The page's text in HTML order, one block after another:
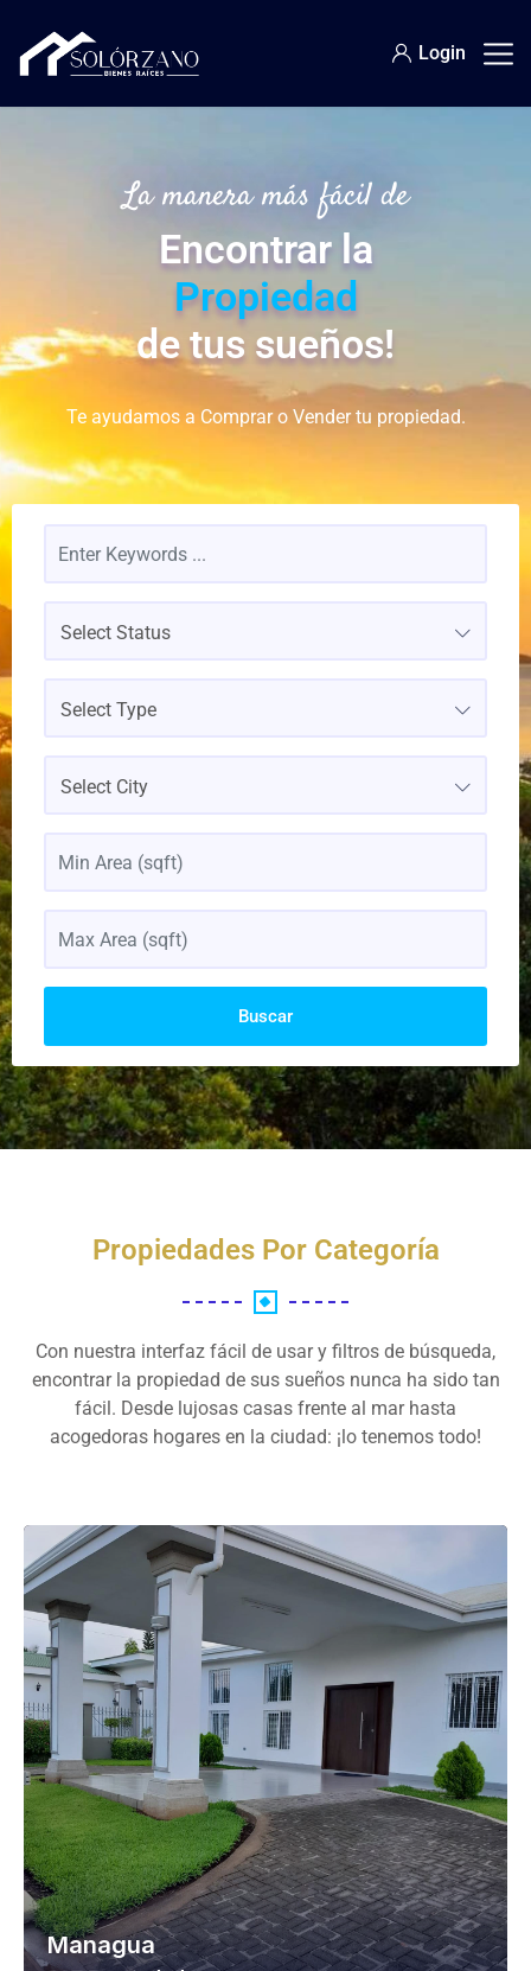
Login
La manera más fácil de
Encontrar la
Propiedad
de tus sueños!
Te ayudamos a Comprar o Vender tu propiedad.
Select Status
Select Type
Select City
Buscar
Propiedades Por Categoría
Con nuestra interfaz fácil de usar y filtros de búsqueda,
encontrar la propiedad de sus sueños nunca ha sido tan
fácil. Desde lujosas casas frente al mar hasta
acogedoras hogares en la ciudad: ¡lo tenemos todo!
Managua